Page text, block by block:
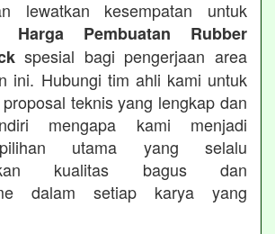
lewatkan kesempatan untuk
Harga Pembuatan Rubber
spesial bagi pengerjaan area
ini. Hubungi tim ahli kami untuk
teknis yang lengkap dan
mengapa kami menjadi
utama yang selalu
kualitas bagus dan
dalam setiap karya yang